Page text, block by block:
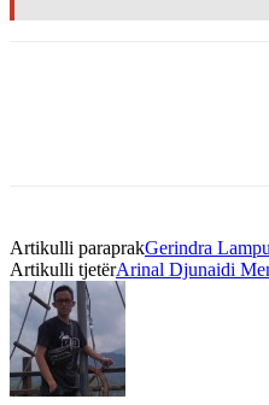
Artikulli paraprakGerindra
Artikulli tjetërArinal Djunaidi